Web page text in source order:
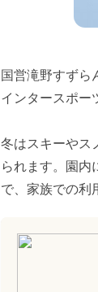
国営滝野すずら
インタースポー
冬はスキーやス
られます。園内
で、家族での利